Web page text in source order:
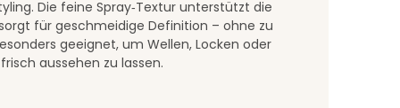
Die feine Spray‑Textur unterstützt die
für geschmeidige Definition – ohne zu
geeignet, um Wellen, Locken oder
aussehen zu lassen.